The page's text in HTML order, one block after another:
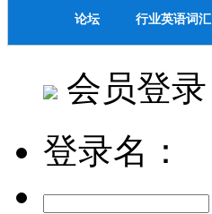
论坛
行业英语词汇
会员登录
登录名：